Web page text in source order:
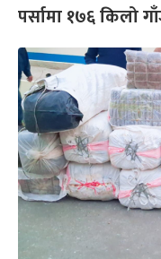
पर्सामा १७६ किलो